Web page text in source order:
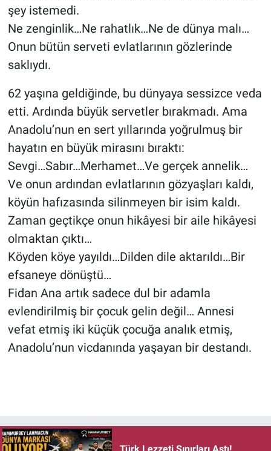
şey istemedi.
Ne zenginlik…Ne rahatlık…Ne de dünya malı…
Onun bütün serveti evlatlarının gözlerinde
saklıydı.
62 yaşına geldiğinde, bu dünyaya sessizce veda
etti. Ardında büyük servetler bırakmadı. Ama
Anadolu’nun en sert yıllarında yoğrulmuş bir
hayatın en büyük mirasını bıraktı:
Sevgi…Sabır…Merhamet…Ve gerçek annelik…
Ve onun ardından evlatlarının gözyaşları kaldı,
köyün hafızasında silinmeyen bir isim kaldı.
Zaman geçtikçe onun hikâyesi bir aile hikâyesi
olmaktan çıktı…
Köyden köye yayıldı…Dilden dile aktarıldı…Bir
efsaneye dönüştü…
Fidan Ana artık sadece dul bir adamla
evlendirilmiş bir çocuk gelin değil… Annesi
vefat etmiş iki küçük çocuğa analık etmiş,
Anadolu’nun vicdanında yaşayan bir destandı.